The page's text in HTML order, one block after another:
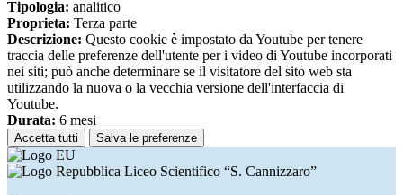
Tipologia: analitico
Proprieta: Terza parte
Descrizione: Questo cookie è impostato da Youtube per tenere
traccia delle preferenze dell'utente per i video di Youtube incorporati
nei siti; può anche determinare se il visitatore del sito web sta
utilizzando la nuova o la vecchia versione dell'interfaccia di
Youtube.
Durata: 6 mesi
Accetta tutti Salva le preferenze
Liceo Scientifico “S. Cannizzaro”